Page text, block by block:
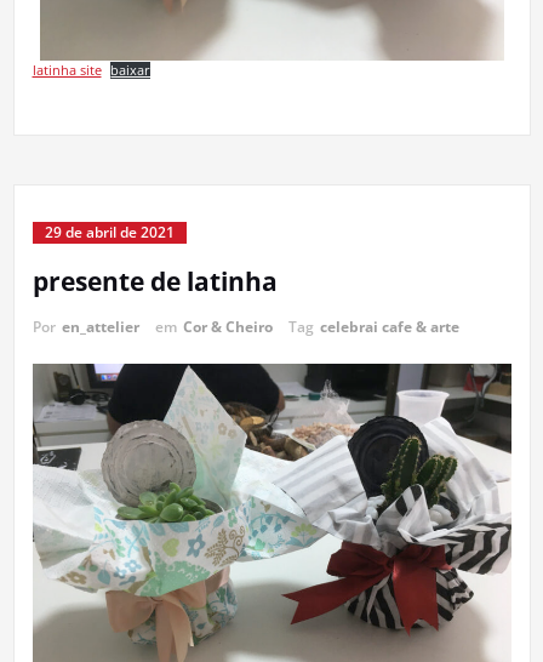
latinha site baixar
29 de abril de 2021
presente de latinha
Por en_attelier em Cor & Cheiro Tag celebrai cafe & arte